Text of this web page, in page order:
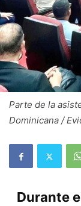
Parte de la
Dominicana /
Durante